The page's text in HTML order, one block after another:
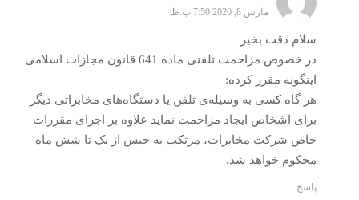
مارس 8, 2020 7:50 ب.ظ
سلام دقت بخیر
در خصوص مزاحمت تلفنی ماده 641 قانون مجازات اسلامی
اینگونه مقرر کرده:
هر گاه کسی به وسیله‌ی تلفن یا دستگاه‌های مخابراتی دیگر
برای اشخاص ایجاد مزاحمت نماید علاوه بر اجرای مقررات
خاص شرکت مخابرات، مرتکب به حبس از یک تا شش ماه
محکوم خواهد شد.
پاسخ